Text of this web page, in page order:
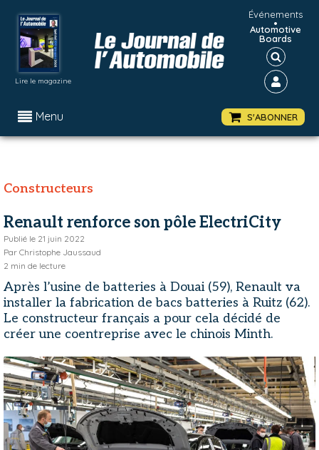
Lire le magazine
Événements
•
Automotive
Boards
Menu S'ABONNER
Constructeurs
Renault renforce son pôle ElectriCity
Publié le 21 juin 2022
Par Christophe Jaussaud
2 min de lecture
Après l’usine de batteries à Douai (59), Renault va
installer la fabrication de bacs batteries à Ruitz (62).
Le constructeur français a pour cela décidé de
créer une coentreprise avec le chinois Minth.